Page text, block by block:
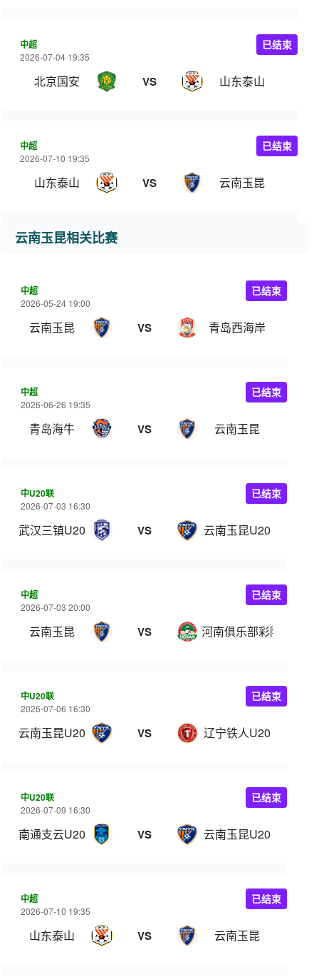
中超
2026-07-04 19:35
北京国安 VS 山东泰山
已结束
中超
2026-07-10 19:35
山东泰山 VS 云南玉昆
已结束
云南玉昆相关比赛
中超
2026-05-24 19:00
云南玉昆 VS 青岛西海岸
已结束
中超
2026-06-26 19:35
青岛海牛 VS 云南玉昆
已结束
中U20联
2026-07-03 16:30
武汉三镇U20 VS 云南玉昆U20
已结束
中超
2026-07-03 20:00
云南玉昆 VS 河南俱乐部彩陶坊
已结束
中U20联
2026-07-06 16:30
云南玉昆U20 VS 辽宁铁人U20
已结束
中U20联
2026-07-09 16:30
南通支云U20 VS 云南玉昆U20
已结束
中超
2026-07-10 19:35
山东泰山 VS 云南玉昆
已结束